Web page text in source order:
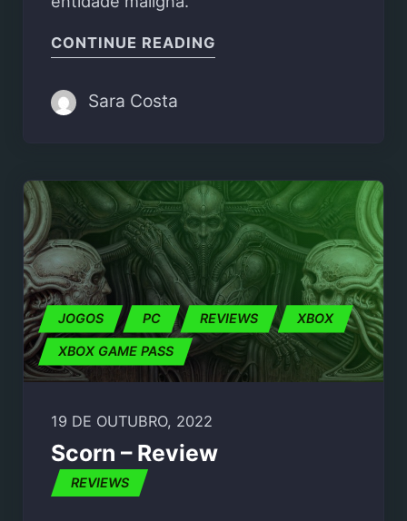
CONTINUE READING
Sara Costa
JOGOS PC REVIEWS XBOX
XBOX GAME PASS
19 DE OUTUBRO, 2022
Scorn – Review
REVIEWS